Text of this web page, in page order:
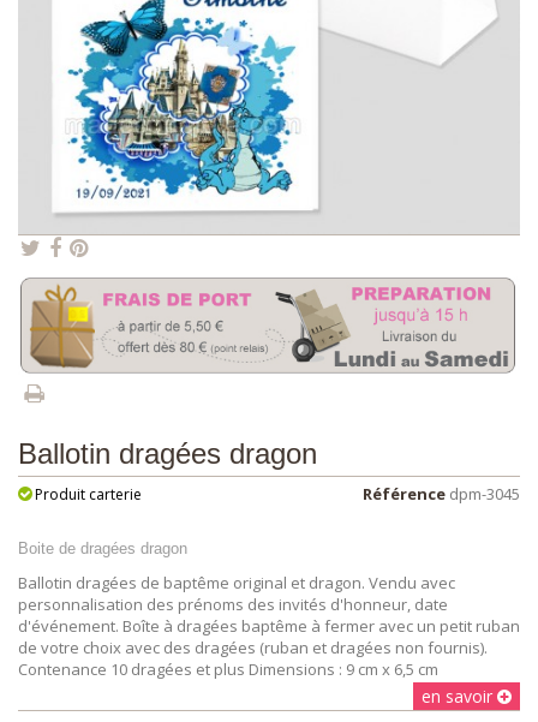
Ballotin dragées dragon
Référence dpm-3045
Produit carterie
Boite de dragées dragon
Ballotin dragées de baptême original et dragon. Vendu avec
personnalisation des prénoms des invités d'honneur, date
d'événement. Boîte à dragées baptême à fermer avec un petit ruban
de votre choix avec des dragées (ruban et dragées non fournis).
Contenance 10 dragées et plus Dimensions : 9 cm x 6,5 cm
en savoir